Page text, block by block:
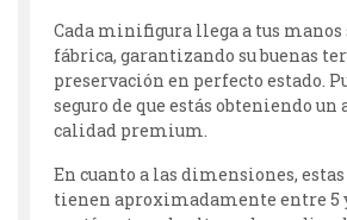
Cada minifigura llega a tus manos
fábrica, garantizando su buenas
preservación en perfecto estado.
seguro de que estás obteniendo un
calidad premium.
En cuanto a las dimensiones,
tienen aproximadamente entre 5